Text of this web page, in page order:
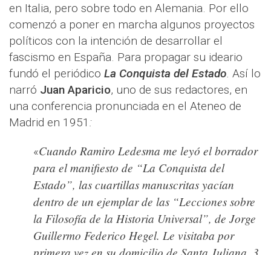
en Italia, pero sobre todo en Alemania. Por ello
comenzó a poner en marcha algunos proyectos
políticos con la intención de desarrollar el
fascismo en España. Para propagar su ideario
fundó el periódico La Conquista del Estado. Así lo
narró Juan Aparicio, uno de sus redactores, en
una conferencia pronunciada en el Ateneo de
Madrid en 1951 :
«Cuando Ramiro Ledesma me leyó el borrador
para el manifiesto de “La Conquista del
Estado”, las cuartillas manuscritas yacían
dentro de un ejemplar de las “Lecciones sobre
la Filosofía de la Historia Universal”, de Jorge
Guillermo Federico Hegel. Le visitaba por